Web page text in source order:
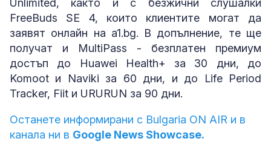
Unlimited, както и с безжични слушалки
FreeBuds SE 4, които клиентите могат да
заявят онлайн на a1.bg. В допълнение, те ще
получат и MultiPass - безплатен премиум
достъп до Huawei Health+ за 30 дни, до
Komoot и Naviki за 60 дни, и до Life Period
Tracker, Fiit и URURUN за 90 дни.
Останете информирани с Bulgaria ON AIR и в
канала ни в Google News Showcase.